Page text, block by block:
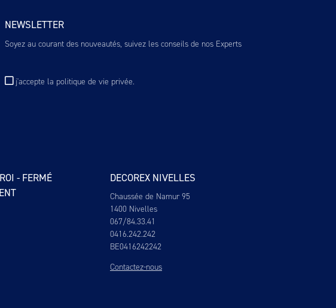
NEWSLETTER
Soyez au courant des nouveautés, suivez les conseils de nos Experts
j'accepte la politique de vie privée.
- FERMÉ
DECOREX NIVELLES
Chaussée de Namur 95
1400 Nivelles
067/84.33.41
0416.242.242
BE0416242242
Contactez-nous